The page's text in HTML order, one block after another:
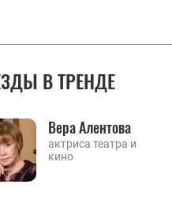
В ТРЕНДЕ
Вера Алентова
актриса театра и
кино